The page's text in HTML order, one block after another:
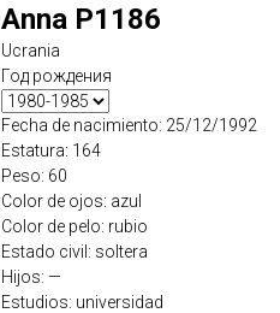
Anna P1186
Ucrania
Год рождения
Fecha de nacimiento: 25/12/1992
Estatura: 164
Peso: 60
Color de ojos: azul
Color de pelo: rubio
Estado civil: soltera
Hijos: —
Estudios: universidad